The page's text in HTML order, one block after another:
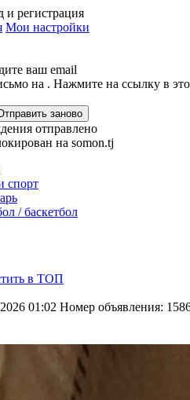
и регистрация
Мои настройки
ваш email
на . Нажмите на ссылку в
заново
отправлено
на somon.tj
спорт
/ баскетбол
в ТОП
01:02 Номер объявления: